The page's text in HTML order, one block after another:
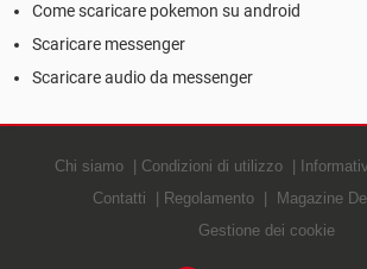
Come scaricare pokemon su android
Scaricare messenger
Scaricare audio da messenger
Chi siamo Condizioni di utilizzo
Contatti
Regolamento
Magazine
Gestione dei cookie